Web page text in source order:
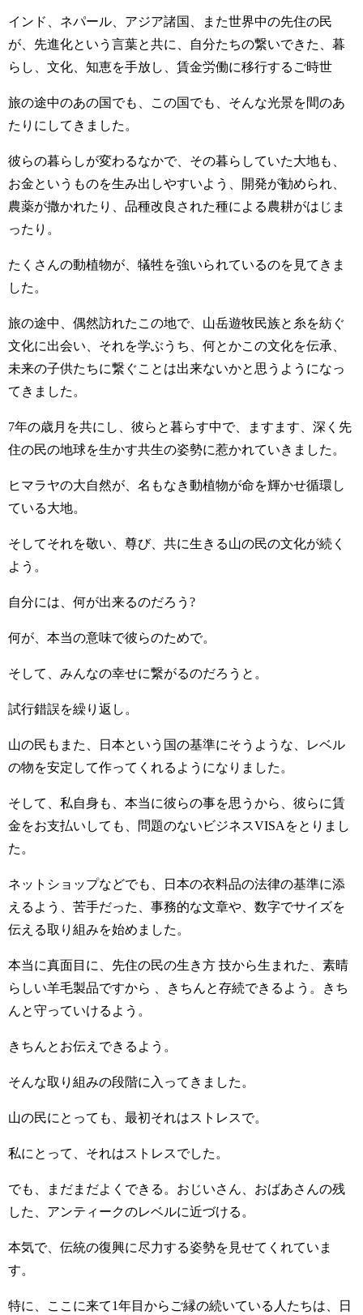
インド、ネパール、アジア諸国、また世界中の先住の民
が、先進化という言葉と共に、自分たちの繋いできた、暮
らし、文化、知恵を手放し、賃金労働に移行するご時世
旅の途中のあの国でも、この国でも、そんな光景を間のあ
たりにしてきました。
彼らの暮らしが変わるなかで、その暮らしていた大地も、
お金というものを生み出しやすいよう、開発が勧められ、
農薬が撒かれたり、品種改良された種による農耕がはじま
ったり。
たくさんの動植物が、犠牲を強いられているのを見てきま
した。
旅の途中、偶然訪れたこの地で、山岳遊牧民族と糸を紡ぐ
文化に出会い、それを学ぶうち、何とかこの文化を伝承、
未来の子供たちに繋ぐことは出来ないかと思うようになっ
てきました。
7年の歳月を共にし、彼らと暮らす中で、ますます、深く先
住の民の地球を生かす共生の姿勢に惹かれていきました。
ヒマラヤの大自然が、名もなき動植物が命を輝かせ循環し
ている大地。
そしてそれを敬い、尊び、共に生きる山の民の文化が続く
よう。
自分には、何が出来るのだろう?
何が、本当の意味で彼らのためで。
そして、みんなの幸せに繋がるのだろうと。
試行錯誤を繰り返し。
山の民もまた、日本という国の基準にそうような、レベル
の物を安定して作ってくれるようになりました。
そして、私自身も、本当に彼らの事を思うから、彼らに賃
金をお支払いしても、問題のないビジネスVISAをとりまし
た。
ネットショップなどでも、日本の衣料品の法律の基準に添
えるよう、苦手だった、事務的な文章や、数字でサイズを
伝える取り組みを始めました。
本当に真面目に、先住の民の生き方 技から生まれた、素晴
らしい羊毛製品ですから 、きちんと存続できるよう。きち
んと守っていけるよう。
きちんとお伝えできるよう。
そんな取り組みの段階に入ってきました。
山の民にとっても、最初それはストレスで。
私にとって、それはストレスでした。
でも、まだまだよくできる。おじいさん、おばあさんの残
した、アンティークのレベルに近づける。
本気で、伝統の復興に尽力する姿勢を見せてくれていま
す。
特に、ここに来て1年目からご縁の続いている人たちは、日